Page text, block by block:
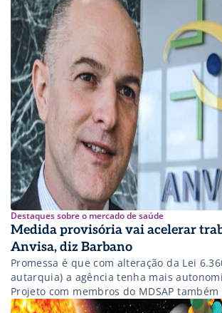
Destaques sobre o mercado de saúde
Medida provisória vai acelerar
Anvisa, diz Barbano
Promessa é que com alteração da Lei
autarquia) a agência tenha mais
Projeto com membros do MDSAP
entrada de novos produtos no País